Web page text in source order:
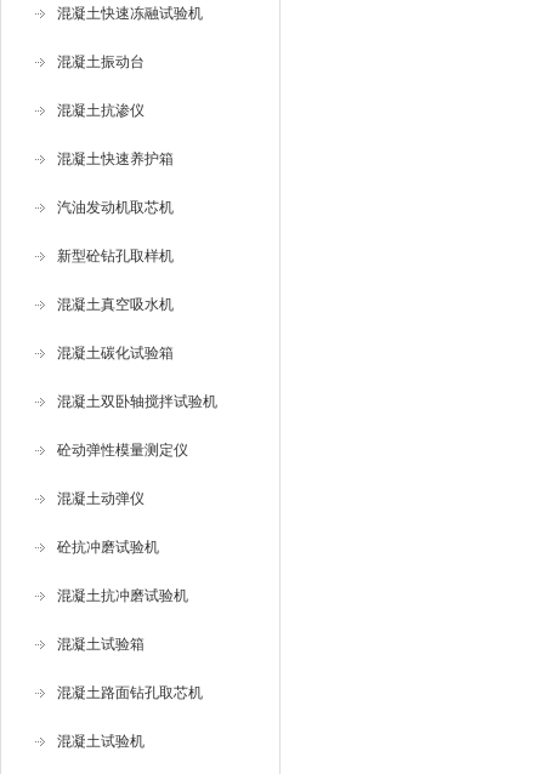
混凝土快速冻融试验机
混凝土振动台
混凝土抗渗仪
混凝土快速养护箱
汽油发动机取芯机
新型砼钻孔取样机
混凝土真空吸水机
混凝土碳化试验箱
混凝土双卧轴搅拌试验机
砼动弹性模量测定仪
混凝土动弹仪
砼抗冲磨试验机
混凝土抗冲磨试验机
混凝土试验箱
混凝土路面钻孔取芯机
混凝土试验机